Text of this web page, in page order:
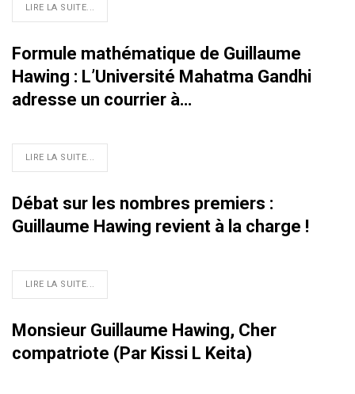
LIRE LA SUITE...
Formule mathématique de Guillaume
Hawing : L’Université Mahatma Gandhi
adresse un courrier à…
LIRE LA SUITE...
Débat sur les nombres premiers :
Guillaume Hawing revient à la charge !
LIRE LA SUITE...
Monsieur Guillaume Hawing, Cher
compatriote (Par Kissi L Keita)